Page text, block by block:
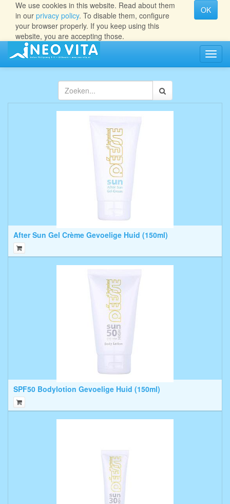
We use cookies in this website. Read about them
in our privacy policy. To disable them, configure
your browser properly. If you keep using this
website, you are accepting those.
OK
aan/
After Sun Gel Crème Gevoelige Huid (150ml)
SPF50 Bodylotion Gevoelige Huid (150ml)